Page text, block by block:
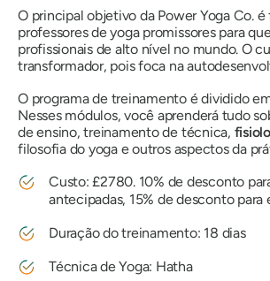
O principal objetivo da Power Yoga Co. é
professores de yoga promissores para
profissionais de alto nível no mundo. O
transformador, pois foca na
O programa de treinamento é dividido
Nesses módulos, você aprenderá tudo
de ensino, treinamento de técnica,
filosofia do yoga e outros aspectos da
Custo: £2780. 10% de desconto
antecipadas, 15% de desconto para
Duração do treinamento: 18 dias
Técnica de Yoga: Hatha